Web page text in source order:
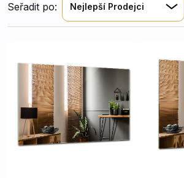
Seřadit po:
Nejlepší Prodejci